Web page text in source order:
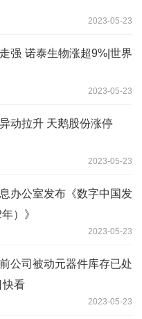
2023-05-23
强 诺泰生物涨超9%|世界
2023-05-23
动拉升 天鹅股份涨停
2023-05-23
办公室发布《数字中国发
）》
2023-05-23
公司被动元器件库存已处
快看
2023-05-23